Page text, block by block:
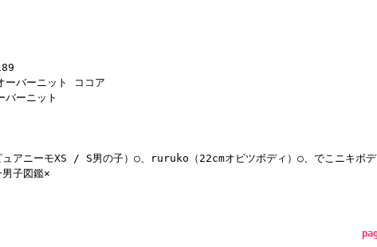
ーバーニット ココア
バーニット
アニーモXS / S男の子）○、ruruko（22cmオビツボディ）○、でこニキボデ
子図鑑×